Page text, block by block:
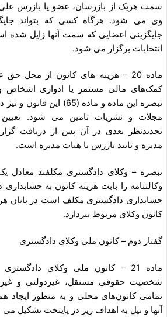
سمت هریک از بازرسان، عضو یا بازرس
وی می شود. هرگاه کسی که بتواند
جایگزینی اعضایی که سمت آنها زایل شده
انتخابات برگزار می شود.
ماده 20 – هزینه های کانون از محل
کمک‌های مالی مستمر یا ادواری اشخاص
تبصره این ماده و ماده (65)
مجلات و نشریات تامین می شود.
تجدیدنظر بعدی در آن پس از دریافت
مدیره و تایید بازرس با هیات مدیره است.
تبصره – وکلای دادگستری مکلفند معادل
وکالتنامه را بابت هزینه کانون به
حسابداری دادگستری مکلف است در پایان هر
کانون وکلای مربوط بپردازد.
گفتار دوم – کانون ملی وکلای دادگستری
ماده 21 – کانون ملی وکلای
شخصیت حقوقی مستقل، غیردولتی و
تمامی کانون‌های محلی و به منظور ایجاد
آنها و نیل به اهداف زیر در پایتخت تشکیل